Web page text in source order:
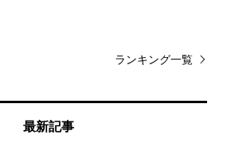
ランキング一覧
最新記事